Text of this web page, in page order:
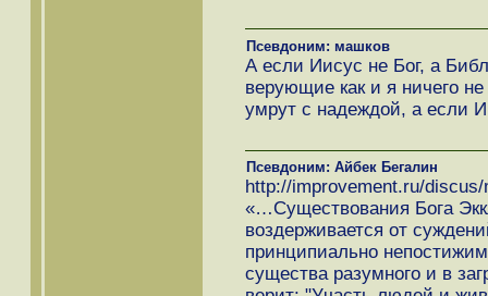
Псевдоним: машков
А если Иисус не Бог, а
верующие как и я ничего
умрут с надеждой, а если
Псевдоним: Айбек Бегалин
http://improvement.ru/
«…Существования Бога
воздерживается от
принципиально
существа разумного и в